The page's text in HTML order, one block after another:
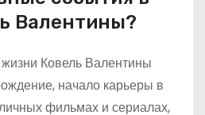
Валентины?
Ковель Валентины
начало карьеры в
фильмах и сериалах,